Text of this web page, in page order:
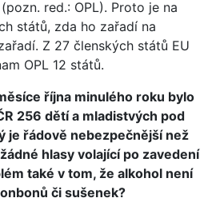
red.: OPL). Proto je na
států, zda ho zařadí na
Z 27 členských států EU
OPL 12 států.
října minulého roku bylo
256 dětí a mladistvých pod
je řádově nebezpečnější než
hlasy volající po zavedení
také v tom, že alkohol není
či sušenek?